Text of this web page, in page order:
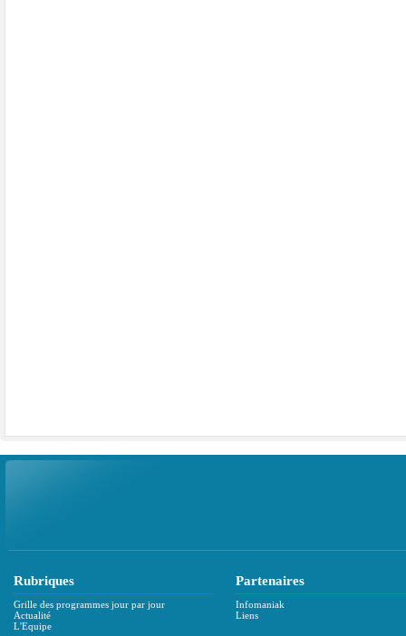
Rubriques
Grille des programmes jour par jour
Actualité
L'Equipe
Partenaires
Infomaniak
Liens